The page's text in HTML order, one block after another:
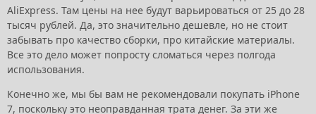
AliExpress. Там цены на нее будут варьироваться от 25 до 28
тысяч рублей. Да, это значительно дешевле, но не стоит
забывать про качество сборки, про китайские материалы.
Все это дело может попросту сломаться через полгода
использования.
Конечно же, мы бы вам не рекомендовали покупать iPhone
7, поскольку это неоправданная трата денег. За эти же